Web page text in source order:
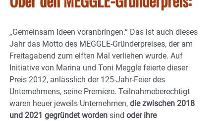
„Gemeinsam Ideen voranbringen.“ Das ist auch dieses
Jahr das Motto des MEGGLE-Gründerpreises, der am
Freitagabend zum elften Mal verliehen wurde. Auf
Initiative von Marina und Toni Meggle feierte dieser
Preis 2012, anlässlich der 125-Jahr-Feier des
Unternehmens, seine Premiere. Teilnahmeberechtigt
waren heuer jeweils Unternehmen, die zwischen 2018
und 2021 gegründet worden sind oder ihre